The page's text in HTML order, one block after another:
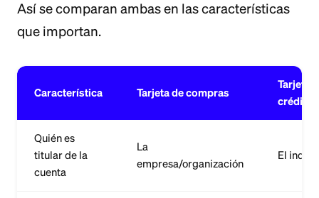
Así se comparan ambas en las características
que importan.
Característica Tarjeta de compras
Tarjeta
crédito
Quién es
titular de la
cuenta
La
empresa/organización
El